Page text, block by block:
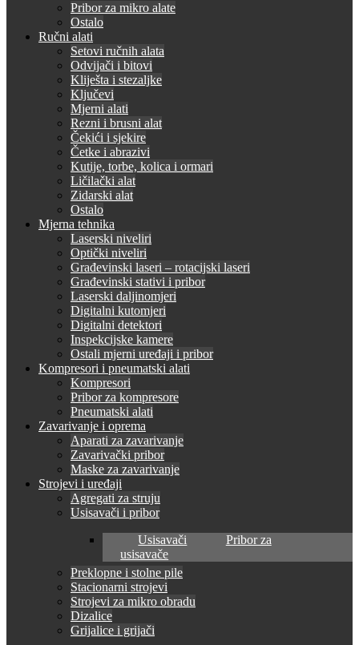
Pribor za mikro alate
Ostalo
Ručni alati
Setovi ručnih alata
Odvijači i bitovi
Kliješta i stezaljke
Ključevi
Mjerni alati
Rezni i brusni alat
Čekići i sjekire
Četke i abrazivi
Kutije, torbe, kolica i ormari
Ličilački alat
Zidarski alat
Ostalo
Mjerna tehnika
Laserski niveliri
Optički niveliri
Građevinski laseri – rotacijski laseri
Građevinski stativi i pribor
Laserski daljinomjeri
Digitalni kutomjeri
Digitalni detektori
Inspekcijske kamere
Ostali mjerni uređaji i pribor
Kompresori i pneumatski alati
Kompresori
Pribor za kompresore
Pneumatski alati
Zavarivanje i oprema
Aparati za zavarivanje
Zavarivački pribor
Maske za zavarivanje
Strojevi i uređaji
Agregati za struju
Usisavači i pribor
Usisavači
Pribor za
usisavače
Preklopne i stolne pile
Stacionarni strojevi
Strojevi za mikro obradu
Dizalice
Grijalice i grijači